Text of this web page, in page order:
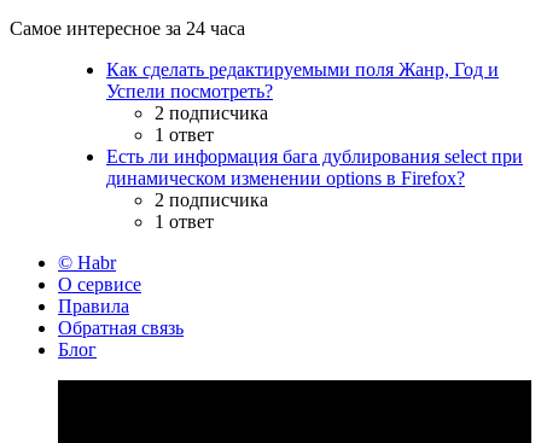
Самое интересное за 24 часа
Как сделать редактируемыми поля Жанр, Год и
Успели посмотреть?
2 подписчика
1 ответ
Есть ли информация бага дублирования select при
динамическом изменении options в Firefox?
2 подписчика
1 ответ
© Habr
О сервисе
Правила
Обратная связь
Блог